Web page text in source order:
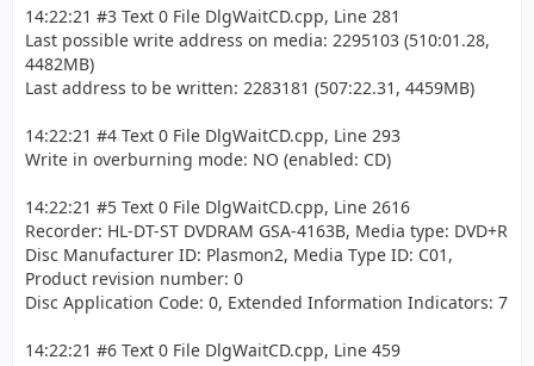
14:22:21 #3 Text 0 File DlgWaitCD.cpp, Line 281
Last possible write address on media: 2295103 (510:01.28,
4482MB)
Last address to be written: 2283181 (507:22.31, 4459MB)
14:22:21 #4 Text 0 File DlgWaitCD.cpp, Line 293
Write in overburning mode: NO (enabled: CD)
14:22:21 #5 Text 0 File DlgWaitCD.cpp, Line 2616
Recorder: HL-DT-ST DVDRAM GSA-4163B, Media type: DVD+R
Disc Manufacturer ID: Plasmon2, Media Type ID: C01,
Product revision number: 0
Disc Application Code: 0, Extended Information Indicators: 7
14:22:21 #6 Text 0 File DlgWaitCD.cpp, Line 459